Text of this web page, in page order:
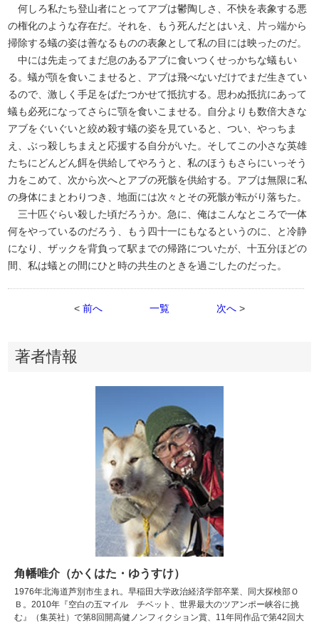
何しろ私たち登山者にとってアブは鬱陶しさ、不快を表象する悪
の権化のような存在だ。それを、もう死んだとはいえ、片っ端から
掃除する蟻の姿は善なるものの表象として私の目には映ったのだ。
中には先走ってまだ息のあるアブに食いつくせっかちな蟻もい
る。蟻が顎を食いこませると、アブは飛べないだけでまだ生きてい
るので、激しく手足をばたつかせて抵抗する。思わぬ抵抗にあって
蟻も必死になってさらに顎を食いこませる。自分よりも数倍大きな
アブをぐいぐいと絞め殺す蟻の姿を見ていると、つい、やっちま
え、ぶっ殺しちまえと応援する自分がいた。そしてこの小さな英雄
たちにどんどん餌を供給してやろうと、私のほうもさらにいっそう
力をこめて、次から次へとアブの死骸を供給する。アブは無限に私
の身体にまとわりつき、地面には次々とその死骸が転がり落ちた。
三十匹ぐらい殺した頃だろうか。急に、俺はこんなところで一体
何をやっているのだろう、もう四十一にもなるというのに、と冷静
になり、ザックを背負って駅までの帰路についたが、十五分ほどの
間、私は蟻との間にひと時の共生のときを過ごしたのだった。
< 前へ 一覧 次へ >
著者情報
角幡唯介（かくはた・ゆうすけ）
1976年北海道芦別市生まれ。早稲田大学政治経済学部卒業、同大探検部Ｏ
Ｂ。2010年『空白の五マイル チベット、世界最大のツアンポー峡谷に挑
む』（集英社）で第8回開高健ノンフィクション賞、11年同作品で第42回大